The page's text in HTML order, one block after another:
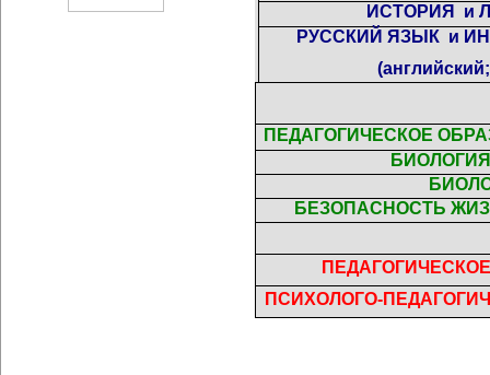
ИСТОРИЯ
и
РУССКИЙ ЯЗЫК и
ПЕДАГОГИЧЕСКОЕ
БЕЗОПАСНОСТЬ
ПСИХОЛОГО-